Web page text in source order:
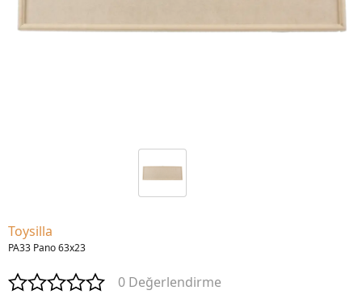
Toysilla
PA33 Pano 63x23
0 Değerlendirme